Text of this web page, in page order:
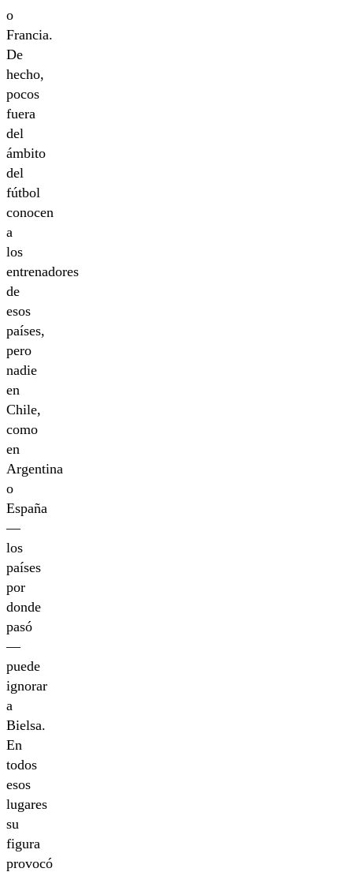
o
Francia.
De
hecho,
pocos
fuera
del
ámbito
del
fútbol
conocen
a
los
entrenadores
de
esos
países,
pero
nadie
en
Chile,
como
en
Argentina
o
España
—
los
países
por
donde
pasó
—
puede
ignorar
a
Bielsa.
En
todos
esos
lugares
su
figura
provocó